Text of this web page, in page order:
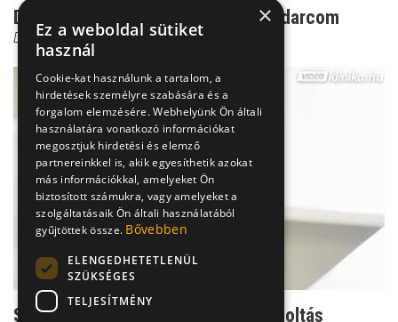
Dr. Czeizel: Ez az én személyes kudarcom
Dr. Czeizel Endre
Száraz, hurutos köhögés - A H1N1 oltás
×
Ez a weboldal sütiket
használ
Cookie-kat használunk a tartalom, a
hirdetések személyre szabására és a
forgalom elemzésére. Webhelyünk Ön általi
használatára vonatkozó információkat
megosztjuk hirdetési és elemző
partnereinkkel is, akik egyesíthetik azokat
más információkkal, amelyeket Ön
biztosított számukra, vagy amelyeket a
szolgáltatásaik Ön általi használatából
gyűjtöttek össze. Bővebben
ELENGEDHETETLENÜL
SZÜKSÉGES
TELJESÍTMÉNY